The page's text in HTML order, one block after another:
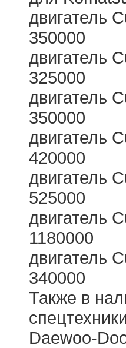
двигатель
350000
двигатель
325000
двигатель
350000
двигатель
420000
двигатель
525000
двигатель
1180000
двигатель
340000
Также в
Daewoo-